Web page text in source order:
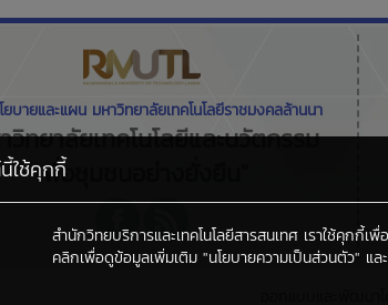
บายและแผน มหาวิทยาลัยเทคโนโลยีราชมงคลล้านนา
วิทยาลัยเทคโนโลยีและนวัตกรรม
เพื่อชุมชนอย่างยั่งยืน"
ใช้คุกกี้
สำนักวิทยบริการและเทคโนโลยีสารสนเทศ เราใช้คุกกี้
คลิกเพื่อดูข้อมูลเพิ่มเติม "นโยบายความเป็นส่วนตัว" และ